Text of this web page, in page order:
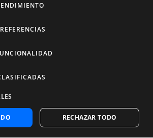
Vegas, NV, USA
RECHAZAR TODO